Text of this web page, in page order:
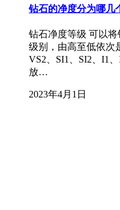
钻石的净度分为哪几
钻石净度等级 可以
级别，由高至低依次
VS2、SI1、SI2、I1
放…
2023年4月1日